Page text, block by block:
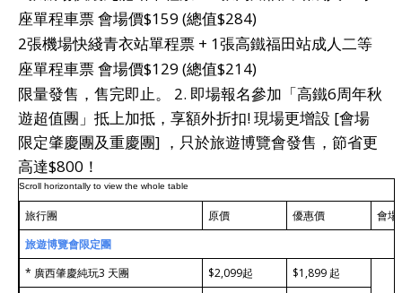
座單程車票 會場價$159 (總值$284)
2張機場快綫青衣站單程票 + 1張高鐵福田站成人二等
座單程車票 會場價$129 (總值$214)
限量發售，售完即止。 2. 即場報名參加「高鐵6周年秋
遊超值團」抵上加抵，享額外折扣! 現場更增設 [會場
限定肇慶團及重慶團] ，只於旅遊博覽會發售，節省更
高達$800！
旅行團 原價 優惠價
會場
旅遊博覽會限定團
* 廣西肇慶純玩3 天團
$2,099起
$1,899 起